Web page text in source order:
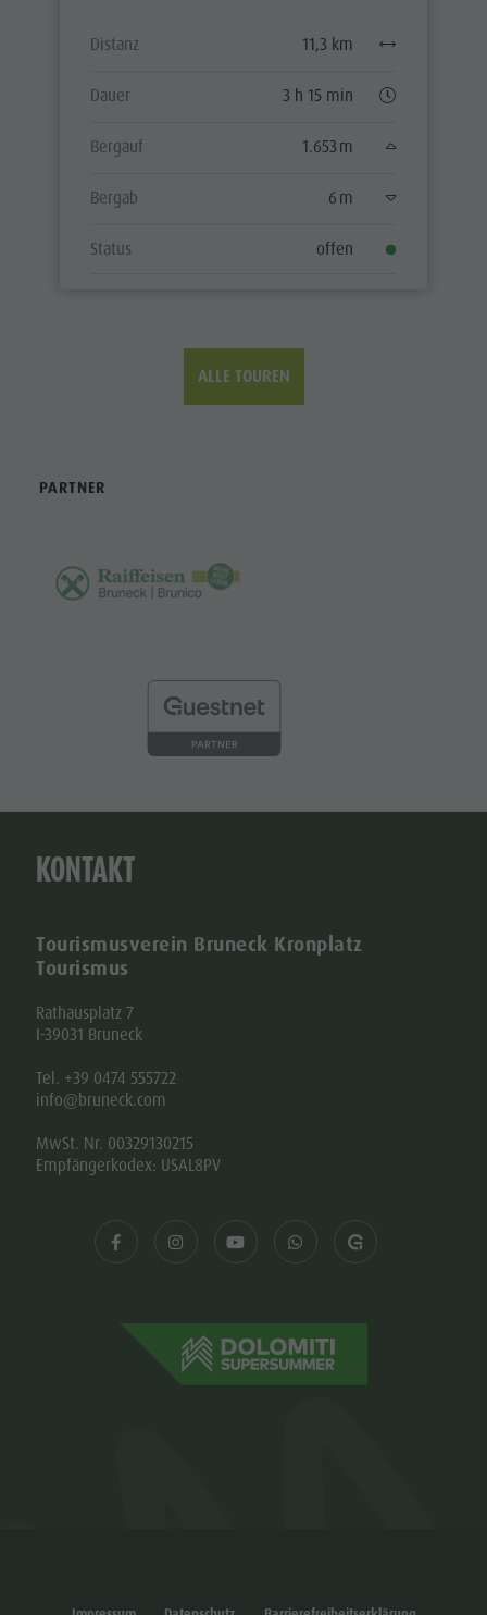
Distanz 11,3 km
Dauer 3 h 15 min
Bergauf 1.653 m
Bergab 6 m
Status offen
ALLE TOUREN
PARTNER
KONTAKT
Tourismusverein Bruneck Kronplatz
Tourismus
Rathausplatz 7
I-39031 Bruneck
Tel. +39 0474 555722
info@bruneck.com
MwSt. Nr. 00329130215
Empfängerkodex: USAL8PV